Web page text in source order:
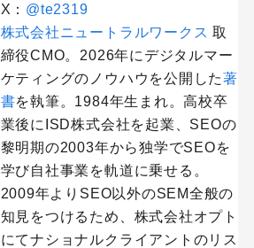
X： @te2319
株式会社ニュートラルワークス 取
締役CMO。2026年にデジタルマー
ケティングのノウハウを公開した著
書を執筆。1984年生まれ。高校卒
業後にISD株式会社を起業、SEOの
黎明期の2003年から独学でSEOを
学び自社事業を軌道に乗せる。
2009年よりSEO以外のSEM全般の
知見をつけるため、株式会社オプト
にてナショナルクライアントのリス